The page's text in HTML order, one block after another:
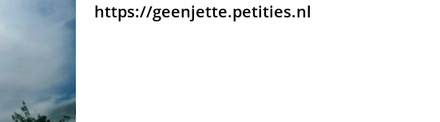
https://geenjette.petities.nl